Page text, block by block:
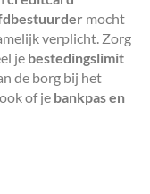
mocht
verplicht. Zorg
je bestedingslimit
de borg bij het
of je bankpas en